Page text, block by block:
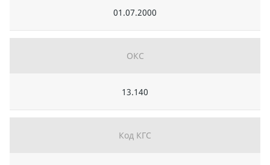
01.07.2000
ОКС
13.140
Код КГС